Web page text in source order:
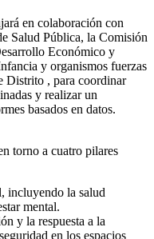
en colaboración con
Salud Pública, la Comisión
Económico y
y organismos fuerzas
Distrito , para coordinar
y realizar un
basados ​​en datos.
torno a cuatro pilares
incluyendo la salud
mental.
y la respuesta a la
en los espacios